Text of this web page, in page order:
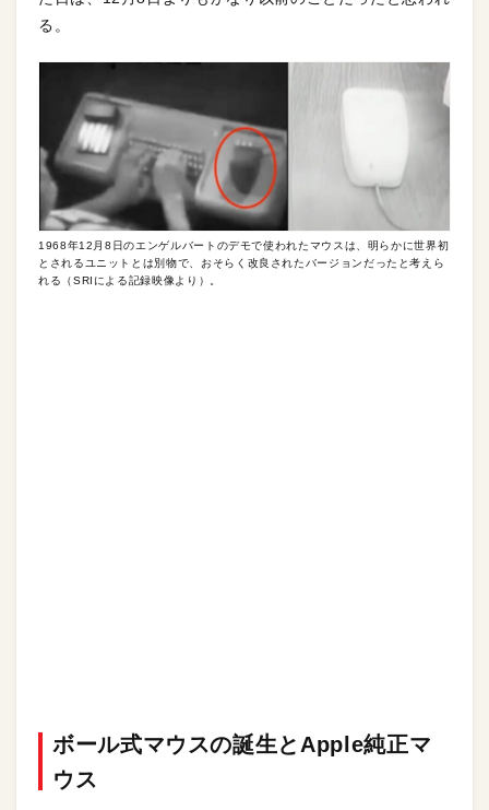
る。
1968年12月8日のエンゲルバートのデモで使われたマウスは、明らかに世界初
とされるユニットとは別物で、おそらく改良されたバージョンだったと考えら
れる（SRIによる記録映像より）。
ボール式マウスの誕生とApple純正マ
ウス